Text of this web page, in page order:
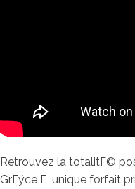
Retrouvez la totalitГ©
GrГўce Г unique forfait